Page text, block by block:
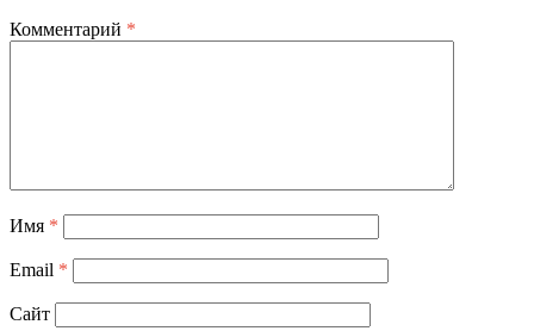
Комментарий *
Имя *
Email *
Сайт